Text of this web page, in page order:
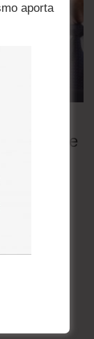
Trump de
aporta